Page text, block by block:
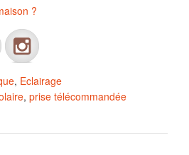
?
, Eclairage
, prise télécommandée